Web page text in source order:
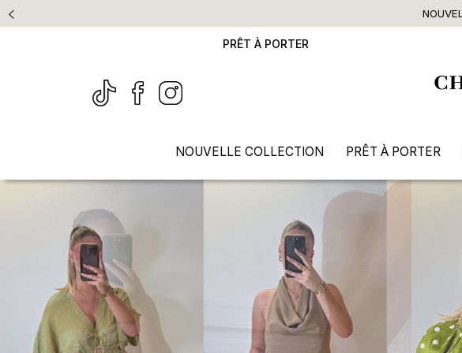
PRÊT À PORTER
NOUVELLE COLLECTION PRÊT À PORTER